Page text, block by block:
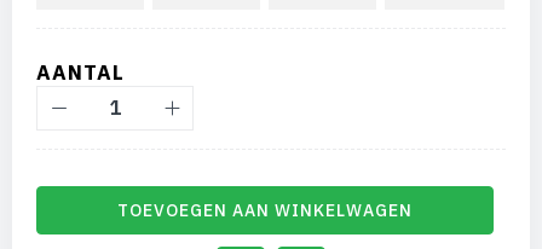
AANTAL
TOEVOEGEN AAN WINKELWAGEN